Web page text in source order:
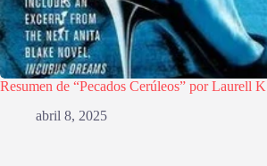
Resumen de “Pecados Cerúleos” por Laurell
abril 8, 2025